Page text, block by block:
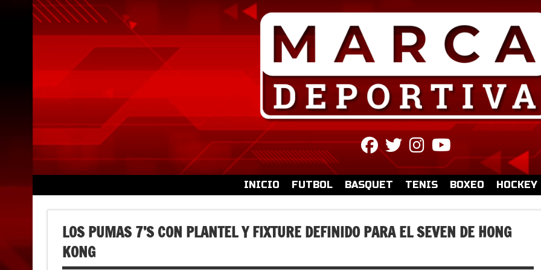
fab
fa-
facebook
fab
fa-
twitter
fab
fa-
instagram
fa-
youtube
INICIO FUTBOL BASQUET TENIS BOXEO HOCKEY
LOS PUMAS 7’S CON PLANTEL Y FIXTURE DEFINIDO PARA EL SEVEN DE HONG
KONG